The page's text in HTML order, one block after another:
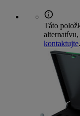
Táto
kontaktujte.